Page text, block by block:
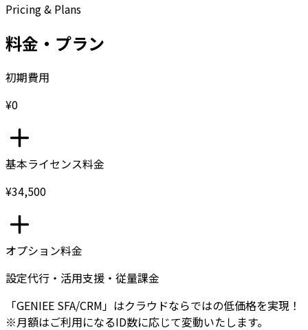
Pricing & Plans
料金・プラン
初期費用
¥0
基本ライセンス料金
¥34,500
オプション料金
設定代行・活用支援・従量課金
「GENIEE SFA/CRM」はクラウドならではの低価格を実現！
※月額はご利用になるID数に応じて変動いたします。